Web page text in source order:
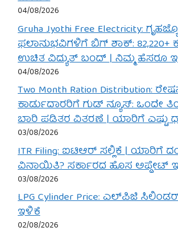
04/08/2026
Gruha Jyothi Free Electricity:
ಫಲಾನುಭವಿಗಳಿಗೆ ಬಿಗ್ ಶಾಕ್: 82,220+
ಉಚಿತ ವಿದ್ಯುತ್ ಬಂದ್ | ನಿಮ್ಮ ಹೆಸರೂ
04/08/2026
Two Month Ration Distribution:
ಕಾರ್ಡುದಾರರಿಗೆ ಗುಡ್ ನ್ಯೂಸ್: ಒಂದೇ
ಬಾರಿ ಪಡಿತರ ವಿತರಣೆ | ಯಾರಿಗೆ ಎಷ್ಟು
03/08/2026
ITR Filing: ಐಟಿಆರ್ ಸಲ್ಲಿಕೆ | ಯಾರಿಗೆ
ವಿನಾಯಿತಿ? ಸರ್ಕಾರದ ಹೊಸ ಅಪ್ಡೇಟ್
03/08/2026
LPG Cylinder Price: ಎಲ್‌ಪಿಜಿ
ಇಳಿಕೆ
02/08/2026